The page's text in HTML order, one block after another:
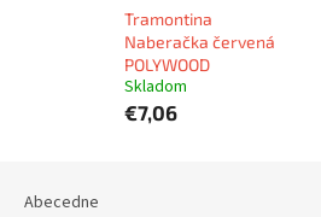
Tramontina
Naberačka červená
POLYWOOD
Skladom
€7,06
Abecedne